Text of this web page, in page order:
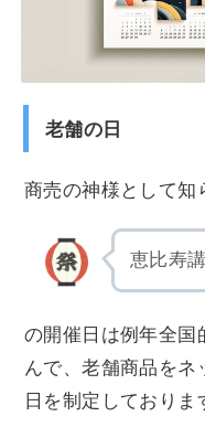
老舗の日
商売の神様として知
恵比寿講
の開催日は例年全国
んで、老舗商品をネ
日を制定しておりま